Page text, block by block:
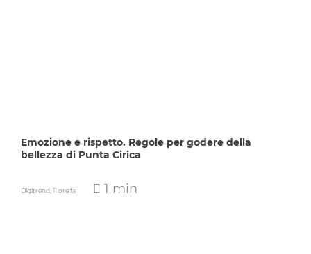
Emozione e rispetto. Regole per godere della
bellezza di Punta Cirica
Digitrend,11 ore fa 1 min